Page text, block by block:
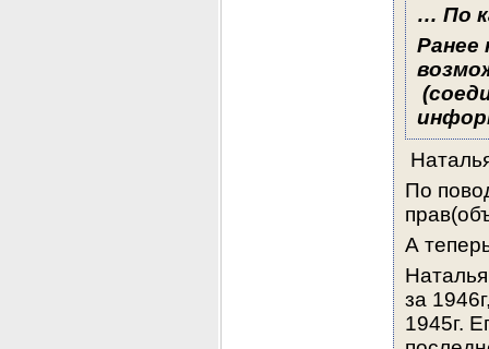
… По
Ранее
По
А
за
1945г.